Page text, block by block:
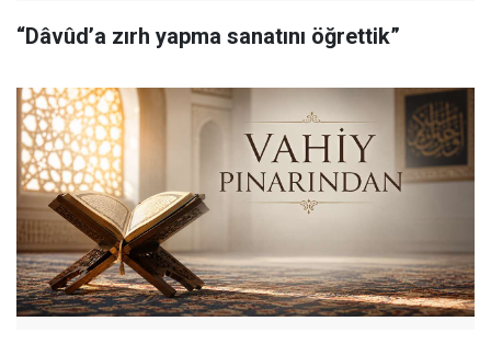
“Dâvûd’a zırh yapma sanatını öğrettik”